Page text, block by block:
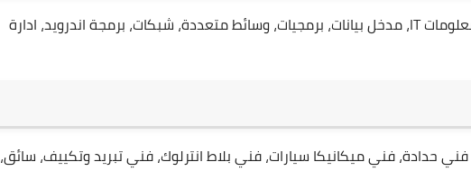
(هندسة حاسوب، مصمم جرافيك، تكنولوجيا معلومات IT، مدخل بيانات، برمجيات، وسائط متعددة، شبكات، برمجة اندرويد، ادارة
حدادة، فني ميكانيكا سيارات، فني بلاط انترلوك، فني تبريد وتكييف، سائق،